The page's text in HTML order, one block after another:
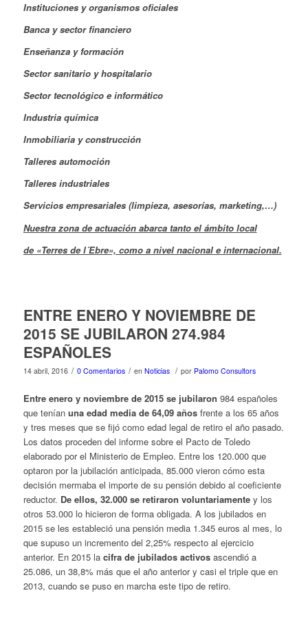
Instituciones y organismos oficiales
Banca y sector financiero
Enseñanza y formación
Sector sanitario y hospitalario
Sector tecnológico e informático
Industria química
Inmobiliaria y construcción
Talleres automoción
Talleres industriales
Servicios empresariales (limpieza, asesorías, marketing,…)
Nuestra zona de actuación abarca tanto el ámbito local
de «Terres de l´Ebre», como a nivel nacional e internacional.
ENTRE ENERO Y NOVIEMBRE DE
2015 SE JUBILARON 274.984
ESPAÑOLES
14 abril, 2016 / 0 Comentarios / en Noticias / por Palomo Consultors
Entre enero y noviembre de 2015 se jubilaron 984 españoles
que tenían una edad media de 64,09 añosfrente a los 65 años
y tres meses que se fijó como edad legal de retiro el año pasado.
Los datos proceden del informe sobre el Pacto de Toledo
elaborado por el Ministerio de Empleo. Entre los 120.000 que
optaron por la jubilación anticipada, 85.000 vieron cómo esta
decisión mermaba el importe de su pensión debido al coeficiente
reductor. De ellos, 32.000 se retiraron voluntariamentey los
otros 53.000 lo hicieron de forma obligada. A los jubilados en
2015 se les estableció una pensión media 1.345 euros al mes, lo
que supuso un incremento del 2,25% respecto al ejercicio
anterior. En 2015 la cifra de jubilados activosascendió a
25.086, un 38,8% más que el año anterior y casi el triple que en
2013, cuando se puso en marcha este tipo de retiro.